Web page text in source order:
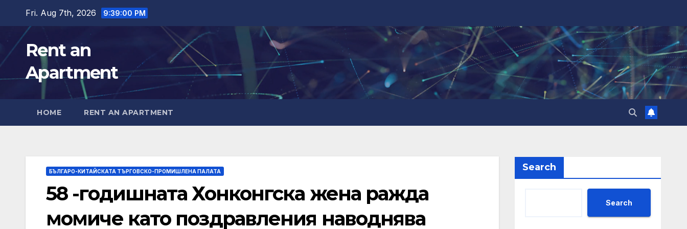
content
Fri. Aug 7th, 2026 9:39:02 PM
Rent an
Apartment
HOME RENT AN APARTMENT
БЪЛГАРО-КИТАЙСКАТА ТЪРГОВСКО-ПРОМИШЛЕНА ПАЛАТА
58 -годишната Хонконгска жена ражда
момиче като поздравления наводнява
Search
Search